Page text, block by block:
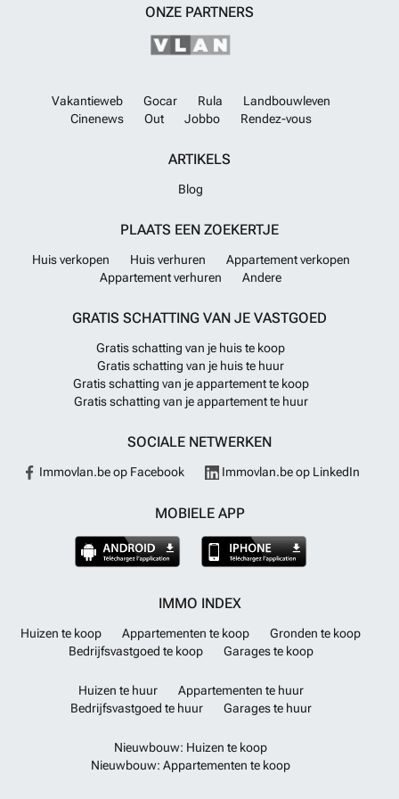
ONZE PARTNERS
Vakantieweb Gocar Rula
Landbouwleven
Cinenews
Out Jobbo Rendez-vous
ARTIKELS
Blog
PLAATS EEN ZOEKERTJE
Huis verkopen Huis verhuren
Appartement verkopen
Appartement verhuren
Andere
GRATIS SCHATTING VAN JE VASTGOED
Gratis schatting van je huis te koop
Gratis schatting van je huis te huur
Gratis schatting van je appartement te koop
Gratis schatting van je appartement te huur
SOCIALE NETWERKEN
Immovlan.be op Facebook Immovlan.be op LinkedIn
MOBIELE APP
IMMO INDEX
Huizen te koop Appartementen te koop
Gronden te koop
Bedrijfsvastgoed te koop
Garages te koop
Huizen te huur
Appartementen te huur
Bedrijfsvastgoed te huur
Garages te huur
Nieuwbouw: Huizen te koop
Nieuwbouw: Appartementen te koop